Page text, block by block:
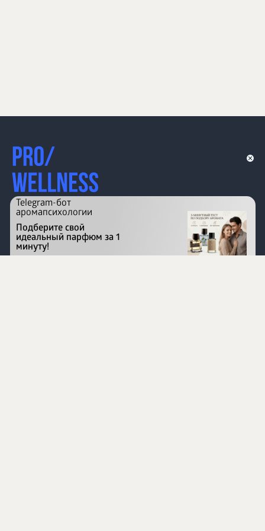
Перейти на сайт
Telegram-бот
аромапсихологии
Подберите свой
идеальный парфюм за 1
минуту!